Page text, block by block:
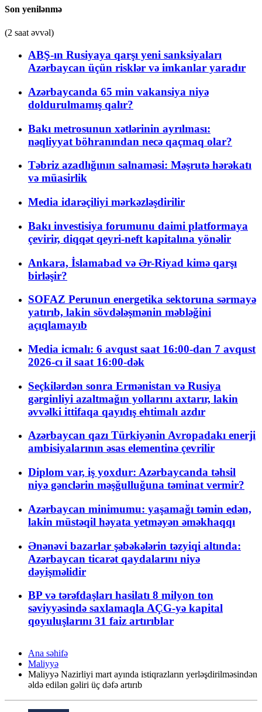
Son yenilənmə
(2 saat əvvəl)
ABŞ-ın Rusiyaya qarşı yeni sanksiyaları
Azərbaycan üçün risklər və imkanlar yaradır
Azərbaycanda 65 min vakansiya niyə
doldurulmamış qalır?
Bakı metrosunun xətlərinin ayrılması:
nəqliyyat böhranından necə qaçmaq olar?
Təbriz azadlığının salnaməsi: Məşrutə hərəkatı
və müasirlik
Media idarəçiliyi mərkəzləşdirilir
Bakı investisiya forumunu daimi platformaya
çevirir, diqqət qeyri-neft kapitalına yönəlir
Ankara, İslamabad və Ər-Riyad kimə qarşı
birləşir?
SOFAZ Perunun energetika sektoruna sərmayə
yatırıb, lakin sövdələşmənin məbləğini
açıqlamayıb
Media icmalı: 6 avqust saat 16:00-dan 7 avqust
2026-cı il saat 16:00-dək
Seçkilərdən sonra Ermənistan və Rusiya
gərginliyi azaltmağın yollarını axtarır, lakin
əvvəlki ittifaqa qayıdış ehtimalı azdır
Azərbaycan qazı Türkiyənin Avropadakı enerji
ambisiyalarının əsas elementinə çevrilir
Diplom var, iş yoxdur: Azərbaycanda təhsil
niyə gənclərin məşğulluğuna təminat vermir?
Azərbaycan minimumu: yaşamağı təmin edən,
lakin müstəqil həyata yetməyən əməkhaqqı
Ənənəvi bazarlar şəbəkələrin təzyiqi altında:
Azərbaycan ticarət qaydalarını niyə
dəyişməlidir
BP və tərəfdaşları hasilatı 8 milyon ton
səviyyəsində saxlamaqla AÇG-yə kapital
qoyuluşlarını 31 faiz artırıblar
Ana səhifə
Maliyyə
Maliyyə Nazirliyi mart ayında istiqrazların yerləşdirilməsindən
əldə edilən gəliri üç dəfə artırıb